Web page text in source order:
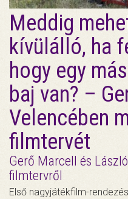
Meddig
kívülálló, ha
hogy egy
baj van? –
Velencében
filmtervét
Gerő Marcell és
filmtervről
Első nagyjátékfilm-